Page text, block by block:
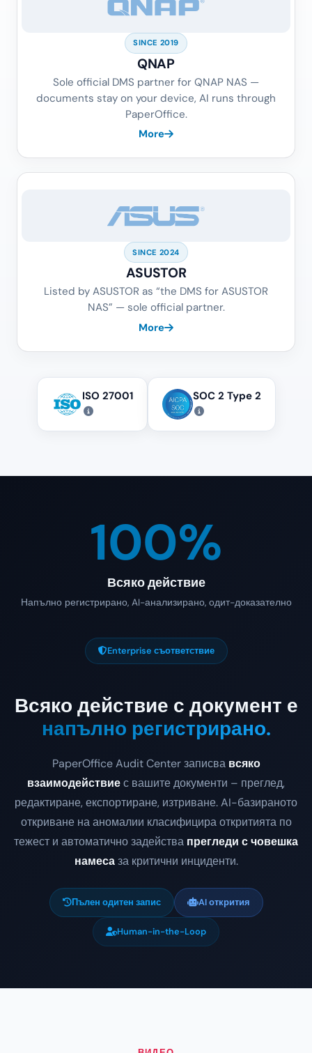
SINCE 2019
QNAP
Sole official DMS partner for QNAP NAS —
documents stay on your device, AI runs through
PaperOffice.
More
SINCE 2024
ASUSTOR
Listed by ASUSTOR as “the DMS for ASUSTOR
NAS” — sole official partner.
More
ISO 27001 SOC 2 Type 2
100%
Всяко действие
Напълно регистрирано, AI-анализирано, одит-доказателно
Enterprise съответствие
Всяко действие с документ е
напълно регистрирано.
PaperOffice Audit Center записва всяко
взаимодействиес вашите документи – преглед,
редактиране, експортиране, изтриване. AI-базираното
откриване на аномалии класифицира откритията по
тежест и автоматично задейства прегледи с човешка
намесаза критични инциденти.
Пълен одитен запис AI открития
Human-in-the-Loop